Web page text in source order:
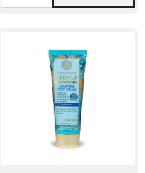
con
Orgánico
Oblepikha